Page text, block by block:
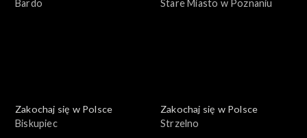
Bardo
Stare Miasto w Poznaniu
Zakochaj się w Polsce
Biskupiec
Zakochaj się w Polsce
Strzelno